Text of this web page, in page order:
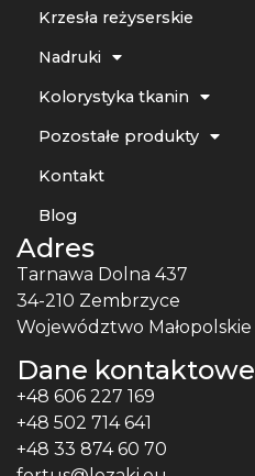
Krzesła reżyserskie
Nadruki
Kolorystyka tkanin
Pozostałe produkty
Kontakt
Blog
Adres
Tarnawa Dolna 437
34-210 Zembrzyce
Województwo Małopolskie
Dane kontaktowe
+48 606 227 169
+48 502 714 641
+48 33 874 60 70